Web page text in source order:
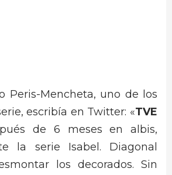
Peris-Mencheta, uno de los
escribía en Twitter: «TVE
de 6 meses en albis,
la serie Isabel. Diagonal
los decorados. Sin